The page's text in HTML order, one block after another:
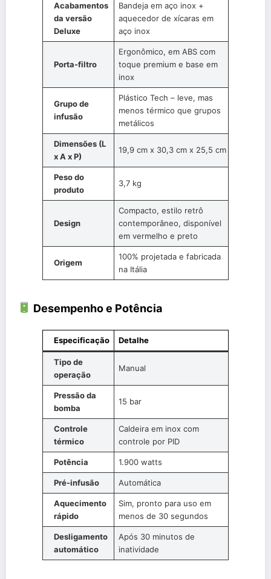
Acabamentos
da versão
Deluxe
Bandeja em aço inox +
aquecedor de xícaras em
aço inox
Porta-filtro
Ergonômico, em ABS com
toque premium e base em
inox
Grupo de
infusão
Plástico Tech – leve, mas
menos térmico que grupos
metálicos
Dimensões (L
x A x P)
19,9 cm x 30,3 cm x 25,5 cm
Peso do
produto
3,7 kg
Design
Compacto, estilo retrô
contemporâneo, disponível
em vermelho e preto
Origem
100% projetada e fabricada
na Itália
Desempenho e Potência
Especificação Detalhe
Tipo de
operação
Manual
Pressão da
bomba
15 bar
Controle
térmico
Caldeira em inox com
controle por PID
Potência 1.900 watts
Pré-infusão Automática
Aquecimento
rápido
Sim, pronto para uso em
menos de 30 segundos
Desligamento
automático
Após 30 minutos de
inatividade